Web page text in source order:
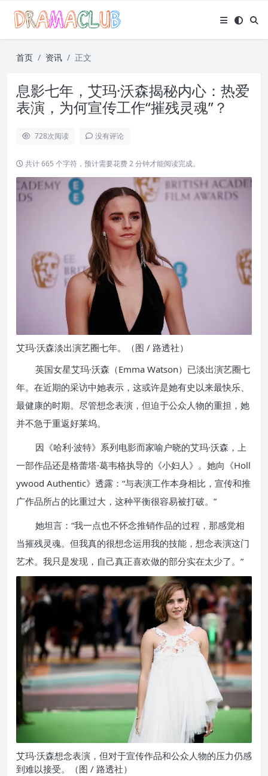
首页 资讯 正文
息影七年，艾玛·沃森揭秘内心：热爱
表演，为何宣传工作“摧残灵魂”？
728次阅读 没有评论
共计 665 个字符，预计需要花费 2 分钟才能阅读完成。
艾玛·沃森淡出演艺圈七年。（图 / 路透社）
英国女星艾玛·沃森（Emma Watson）已淡出演艺圈七
年。在近期的采访中她表示，这或许是她有史以来最快乐、
最健康的时期。尽管想念表演，但迫于公众人物的重担，她
并不急于重返好莱坞。
因《哈利·波特》系列电影而家喻户晓的艾玛·沃森，上
一部作品还是格蕾塔·葛韦格执导的《小妇人》。她向《Holl
ywood Authentic》透露：“与表演工作本身相比，宣传和推
广作品所占的比重过大，这种平衡很容易被打破。”
她坦言：“我一点也不怀念推销作品的过程，那感觉相
当摧残灵魂。但我真的很想念运用我的技能，想念表演这门
艺术。我只是发现，自己真正喜欢做的部分实在太少了。”
艾玛·沃森想念表演，但对于宣传作品和公众人物的压力仍感
到难以接受。（图 / 路透社）